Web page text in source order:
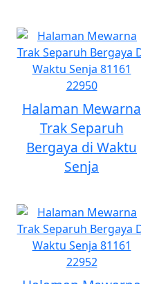
Halaman Mewarna
Trak Separuh
Bergaya di Waktu
Senja